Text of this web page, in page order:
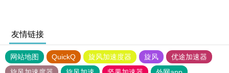
友情链接
网站地图 QuickQ 旋风加速度器 旋风
优途加速器